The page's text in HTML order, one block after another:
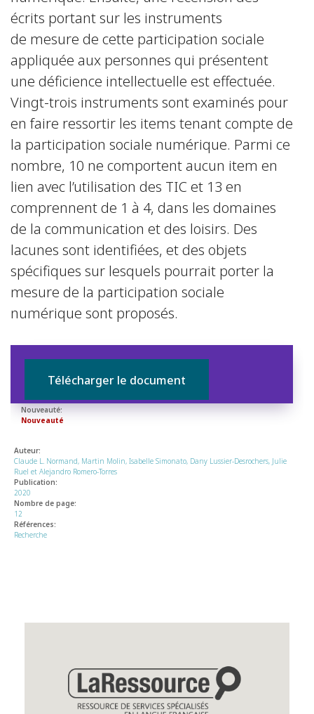
écrits portant sur les instruments
de mesure de cette participation sociale
appliquée aux personnes qui présentent
une déficience intellectuelle est effectuée.
Vingt-trois instruments sont examinés pour
en faire ressortir les items tenant compte de
la participation sociale numérique. Parmi ce
nombre, 10 ne comportent aucun item en
lien avec l’utilisation des TIC et 13 en
comprennent de 1 à 4, dans les domaines
de la communication et des loisirs. Des
lacunes sont identifiées, et des objets
spécifiques sur lesquels pourrait porter la
mesure de la participation sociale
numérique sont proposés.
Télécharger le document
Nouveauté:
Nouveauté
Auteur:
Claude L. Normand, Martin Molin, Isabelle Simonato, Dany Lussier-Desrochers, Julie
Ruel et Alejandro Romero-Torres
Publication:
2020
Nombre de page:
12
Références:
Recherche